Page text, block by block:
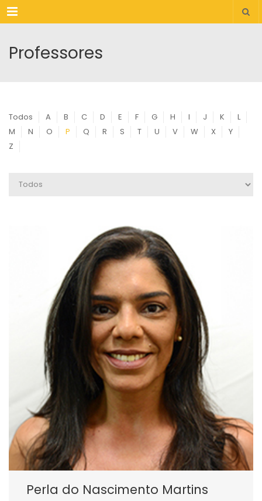
Menu
Professores
Todos A B C D E F G H I J K
L
M
N O P Q R S T U V W X
Y
Z
Perla do Nascimento Martins